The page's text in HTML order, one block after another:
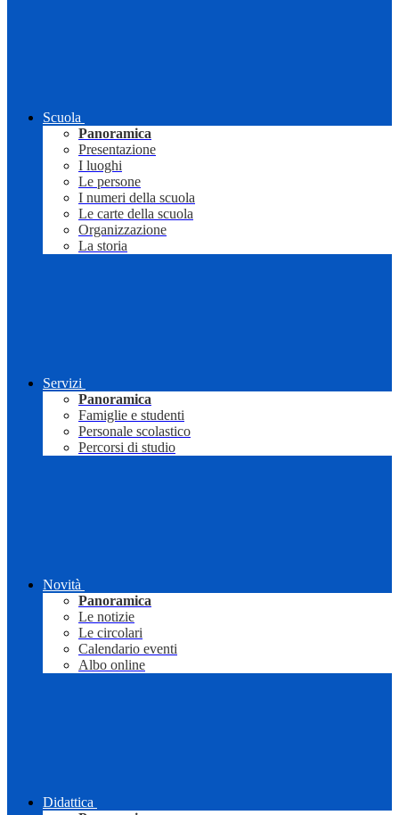
Scuola
Panoramica
Presentazione
I luoghi
Le persone
I numeri della scuola
Le carte della scuola
Organizzazione
La storia
Servizi
Panoramica
Famiglie e studenti
Personale scolastico
Percorsi di studio
Novità
Panoramica
Le notizie
Le circolari
Calendario eventi
Albo online
Didattica